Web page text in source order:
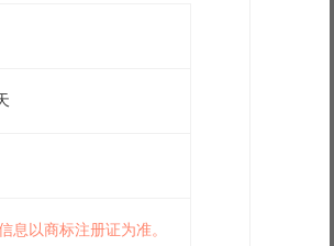
息以商标注册证为准。